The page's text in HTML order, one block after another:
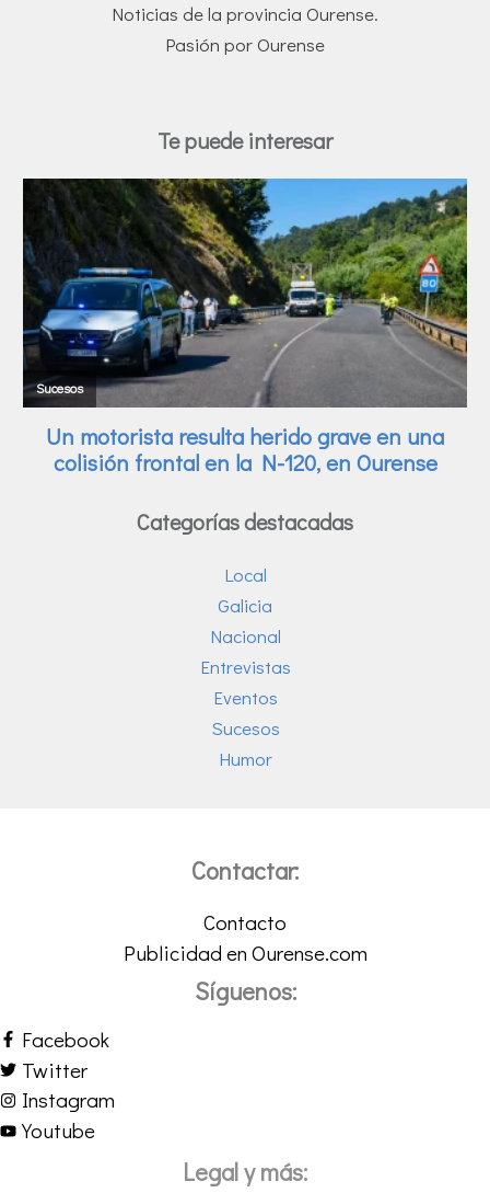
Noticias de la provincia Ourense.
Pasión por Ourense
Te puede interesar
Categorías destacadas
Local
Galicia
Nacional
Entrevistas
Eventos
Sucesos
Humor
Contactar:
Contacto
Publicidad en Ourense.com
Síguenos:
Facebook
Twitter
Instagram
Youtube
Legal y más: